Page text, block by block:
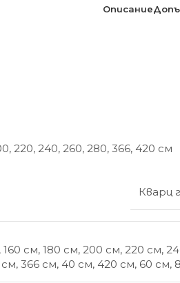
Описание
220, 240, 260, 280, 366, 420 см
Кварц
, 160 см, 180 см, 200 см, 220 см,
, 366 см, 40 см, 420 см, 60 см,